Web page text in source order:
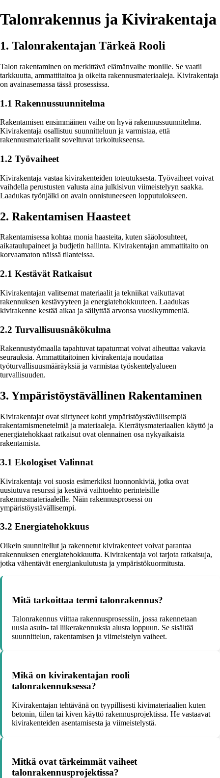
Talonrakennus ja Kivirakentaja
1. Talonrakentajan Tärkeä Rooli
Talon rakentaminen on merkittävä elämänvaihe monille. Se vaatii
tarkkuutta, ammattitaitoa ja oikeita rakennusmateriaaleja. Kivirakentaja
on avainasemassa tässä prosessissa.
1.1 Rakennussuunnitelma
Rakentamisen ensimmäinen vaihe on hyvä rakennussuunnitelma.
Kivirakentaja osallistuu suunnitteluun ja varmistaa, että
rakennusmateriaalit soveltuvat tarkoitukseensa.
1.2 Työvaiheet
Kivirakentaja vastaa kivirakenteiden toteutuksesta. Työvaiheet voivat
vaihdella perustusten valusta aina julkisivun viimeistelyyn saakka.
Laadukas työnjälki on avain onnistuneeseen lopputulokseen.
2. Rakentamisen Haasteet
Rakentamisessa kohtaa monia haasteita, kuten sääolosuhteet,
aikataulupaineet ja budjetin hallinta. Kivirakentajan ammattitaito on
korvaamaton näissä tilanteissa.
2.1 Kestävät Ratkaisut
Kivirakentajan valitsemat materiaalit ja tekniikat vaikuttavat
rakennuksen kestävyyteen ja energiatehokkuuteen. Laadukas
kivirakenne kestää aikaa ja säilyttää arvonsa vuosikymmeniä.
2.2 Turvallisuusnäkökulma
Rakennustyömaalla tapahtuvat tapaturmat voivat aiheuttaa vakavia
seurauksia. Ammattitaitoinen kivirakentaja noudattaa
työturvallisuusmääräyksiä ja varmistaa työskentelyalueen
turvallisuuden.
3. Ympäristöystävällinen Rakentaminen
Kivirakentajat ovat siirtyneet kohti ympäristöystävällisempiä
rakentamismenetelmiä ja materiaaleja. Kierrätysmateriaalien käyttö ja
energiatehokkaat ratkaisut ovat olennainen osa nykyaikaista
rakentamista.
3.1 Ekologiset Valinnat
Kivirakentaja voi suosia esimerkiksi luonnonkiviä, jotka ovat
uusiutuva resurssi ja kestävä vaihtoehto perinteisille
rakennusmateriaaleille. Näin rakennusprosessi on
ympäristöystävällisempi.
3.2 Energiatehokkuus
Oikein suunnitellut ja rakennetut kivirakenteet voivat parantaa
rakennuksen energiatehokkuutta. Kivirakentaja voi tarjota ratkaisuja,
jotka vähentävät energiankulutusta ja ympäristökuormitusta.
Mitä tarkoittaa termi talonrakennus?
Talonrakennus viittaa rakennusprosessiin, jossa rakennetaan
uusia asuin- tai liikerakennuksia alusta loppuun. Se sisältää
suunnittelun, rakentamisen ja viimeistelyn vaiheet.
Mikä on kivirakentajan rooli
talonrakennuksessa?
Kivirakentajan tehtävänä on tyypillisesti kivimateriaalien kuten
betonin, tiilen tai kiven käyttö rakennusprojektissa. He vastaavat
kivirakenteiden asentamisesta ja viimeistelystä.
Mitkä ovat tärkeimmät vaiheet
talonrakennusprojektissa?